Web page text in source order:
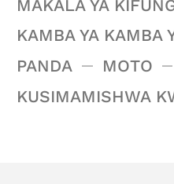
MAKALA YA
KAMBA YA KAMBA
PANDA
MOTO
KUSIMAMISHWA